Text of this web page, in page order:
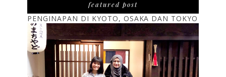
featured post
PENGINAPAN DI KYOTO, OSAKA DAN TOKYO